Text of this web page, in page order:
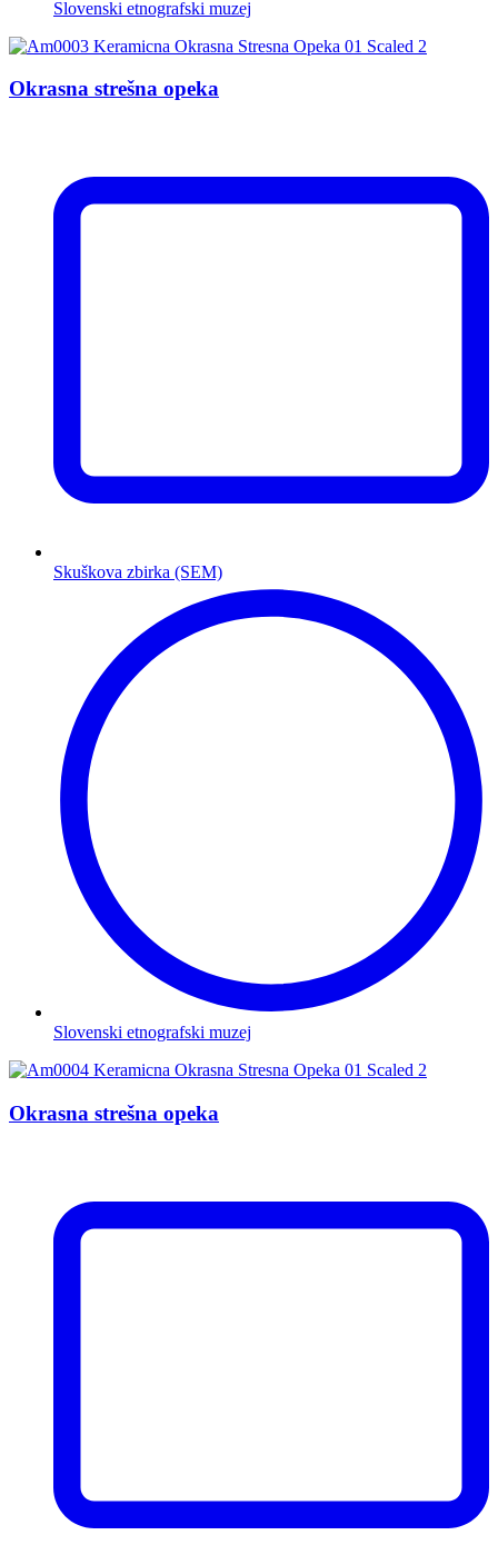
Slovenski etnografski muzej
Okrasna strešna opeka
Skuškova zbirka (SEM)
Slovenski etnografski muzej
Okrasna strešna opeka